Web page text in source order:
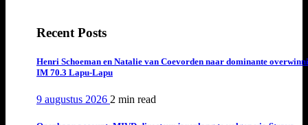
Recent Posts
Henri Schoeman en Natalie van Coevorden naar dominante
IM 70.3 Lapu-Lapu
9 augustus 2026 2 min read